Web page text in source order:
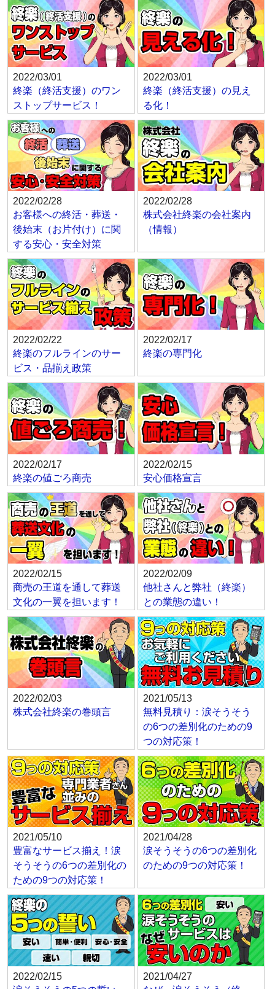
2022/03/01
終楽（終活支援）のワン
ストップサービス！
2022/03/01
終楽（終活支援）の見え
る化！
2022/02/28
お客様への終活・葬送・
後始末（お片付け）に関
する安心・安全対策
2022/02/28
株式会社終楽の会社案内
（情報）
2022/02/22
終楽のフルラインのサー
ビス・品揃え政策
2022/02/17
終楽の専門化
2022/02/17
終楽の値ごろ商売
2022/02/15
安心価格宣言
2022/02/15
商売の王道を通して葬送
文化の一翼を担います！
2022/02/09
他社さんと弊社（終楽）
との業態の違い！
2022/02/03
株式会社終楽の巻頭言
2021/05/13
無料見積り：涙そうそう
の6つの差別化のための9
つの対応策！
2021/05/10
豊富なサービス揃え！涙
そうそうの6つの差別化の
ための9つの対応策！
2021/04/28
涙そうそうの6つの差別化
のための9つの対応策！
2022/02/15
2021/04/27